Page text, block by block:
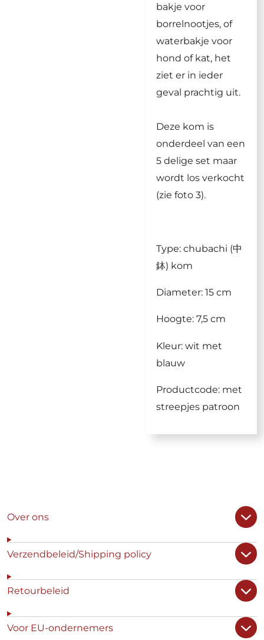
bakje voor
borrelnootjes, of
waterbakje voor
hond of kat, het
ziet er in ieder
geval prachtig uit.
Deze kom is
onderdeel van een
5 delige set maar
wordt los verkocht
(zie foto 3).
Type: chubachi (中
鉢) kom
Diameter: 15 cm
Hoogte: 7,5 cm
Kleur: wit met
blauw
Productcode: met
streepjes patroon
Over ons
Verzendbeleid/Shipping policy
Retourbeleid
Voor EU-ondernemers